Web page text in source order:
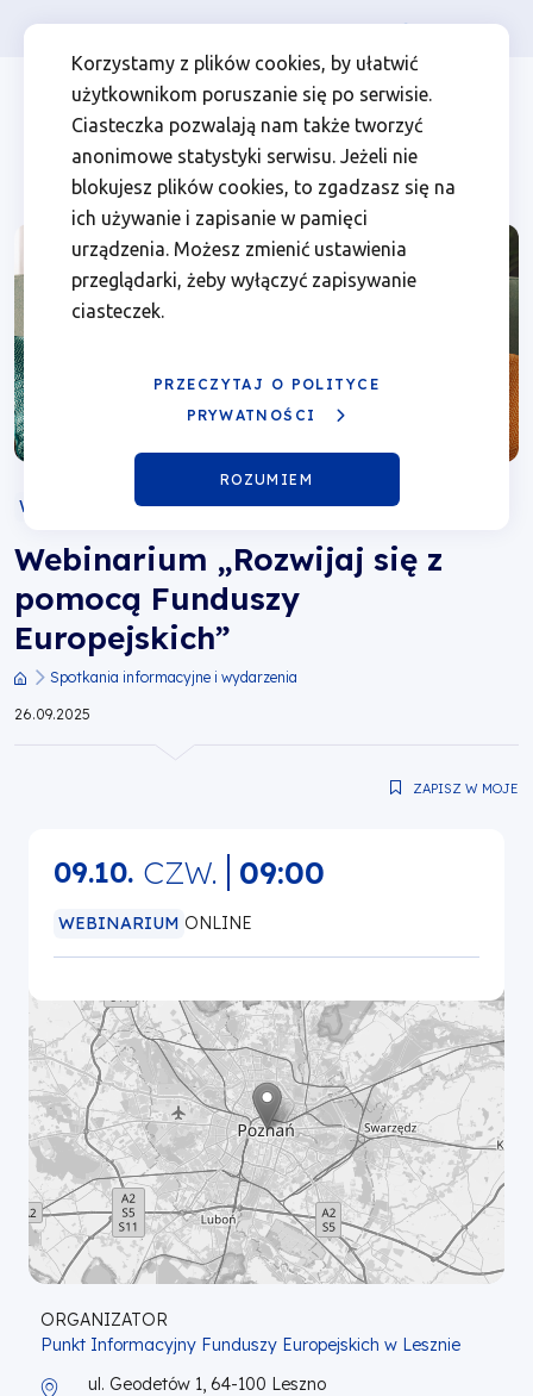
Korzystamy z plików cookies, by ułatwić
użytkownikom poruszanie się po serwisie.
Ciasteczka pozwalają nam także tworzyć
anonimowe statystyki serwisu. Jeżeli nie
blokujesz plików cookies, to zgadzasz się na
ich używanie i zapisanie w pamięci
urządzenia. Możesz zmienić ustawienia
przeglądarki, żeby wyłączyć zapisywanie
ciasteczek.
PRZECZYTAJ O POLITYCE
PRYWATNOŚCI
ROZUMIEM
Webinarium
„Rozwijaj
pomocą
Funduszy
Europejskich”
Fundusze
Europejskie
dla
Wielkopolski
Przejdź
głównej
nawigacji
Przejdź
wyszukiwarki
Przejdź
zawartości
strony
Przejdź
stopki
Menu
Header
Top
Osoba prywatna Firma
Menu
top
left
WEBINARIUM ONLINE
Webinarium „Rozwijaj się z
pomocą Funduszy
Europejskich”
Ścieżka
Spotkania informacyjne i wydarzenia
26.09.2025
ZAPISZ W MOJE
09.10. CZW. 09:00
WEBINARIUM ONLINE
ORGANIZATOR
Punkt Informacyjny Funduszy Europejskich w Lesznie
ul. Geodetów 1, 64-100 Leszno